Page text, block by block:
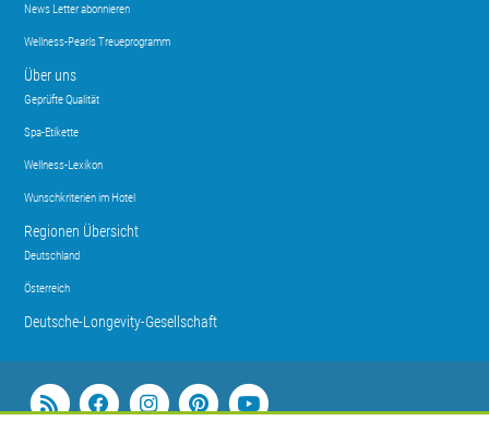
News Letter abonnieren
Wellness-Pearls Treueprogramm
Über uns
Geprüfte Qualität
Spa-Etikette
Wellness-Lexikon
Wunschkriterien im Hotel
Regionen Übersicht
Deutschland
Österreich
Deutsche-Longevity-Gesellschaft